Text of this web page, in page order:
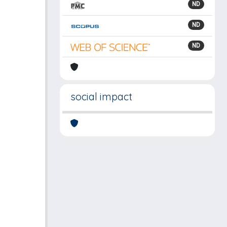
ND
ND
ND
social impact